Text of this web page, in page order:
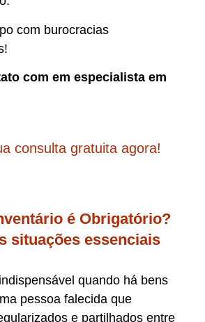
com burocracias
com em especialista em
consulta gratuita agora!
é Obrigatório?
situações essenciais
quando há bens
pessoa falecida que
e partilhados entre